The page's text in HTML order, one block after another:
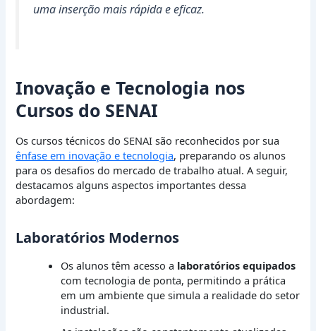
uma inserção mais rápida e eficaz.
Inovação e Tecnologia nos
Cursos do SENAI
Os cursos técnicos do SENAI são reconhecidos por sua
ênfase em inovação e tecnologia, preparando os alunos
para os desafios do mercado de trabalho atual. A seguir,
destacamos alguns aspectos importantes dessa
abordagem:
Laboratórios Modernos
Os alunos têm acesso a laboratórios equipados
com tecnologia de ponta, permitindo a prática
em um ambiente que simula a realidade do setor
industrial.